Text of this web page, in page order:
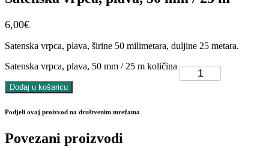
6,00€
Satenska vrpca, plava, širine 50 milimetara, duljine 25 metara.
Satenska vrpca, plava, 50 mm / 25 m količina
Dodaj u košaricu
Podjeli ovaj proizvod na društvenim mrežama
Povezani proizvodi